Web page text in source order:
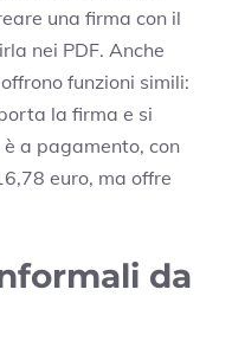
una firma con il
nei PDF. Anche
offrono funzioni simili:
la firma e si
a pagamento, con
euro, ma offre
da